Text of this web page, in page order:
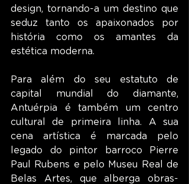
design, tornando-a um destino que
seduz tanto os apaixonados por
história como os amantes da
estética moderna.
Para além do seu estatuto de
capital mundial do diamante,
Antuérpia é também um centro
cultural de primeira linha. A sua
cena artística é marcada pelo
legado do pintor barroco Pierre
Paul Rubens e pelo Museu Real de
Belas Artes, que alberga obras-